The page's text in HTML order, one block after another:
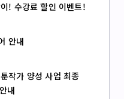
! 수강료 할인 이벤트!
안내
작가 양성 사업 최종
내